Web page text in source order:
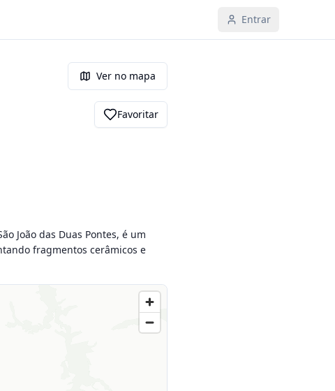
Entrar
Ver no mapa
Favoritar
João das Duas Pontes, é um
fragmentos cerâmicos e